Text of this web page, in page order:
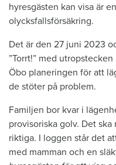
hyresgästen kan visa är
olycksfallsförsäkring.
Det är den 27 juni 2023
”Torrt!” med
Öbo planeringen för att
de stöter på problem.
Familjen bor kvar i
provisoriska golv. Det
riktiga. I loggen står det
med mamman och en